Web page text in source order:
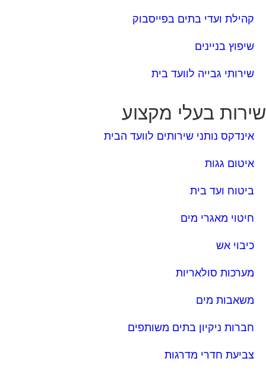
קהילת ועדי בתים בפייסבוק
שיפוץ בניינים
שירותי גבייה לוועד בית
בעלי מקצוע
אינדקס נותני שירותים לוועד הבית
איטום גגות
ביטוח ועד בית
חיטוי מאגרי מים
כיבוי אש
מערכות סולאריות
משאבות מים
חברות ניקיון בתים משותפים
צביעת חדרי מדרגות